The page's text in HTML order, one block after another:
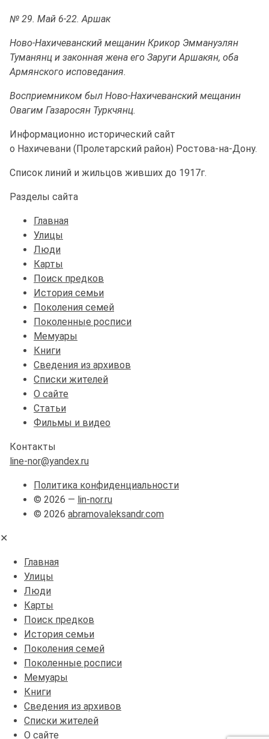
№ 29. Май 6-22. Аршак
Ново-Нахичеванский мещанин Крикор Эммануэлян
Туманянц и законная жена его Заруги Аршакян, оба
Армянского исповедания.
Восприемником был Ново-Нахичеванский мещанин
Овагим Газаросян Туркчянц.
Информационно исторический сайт
о Нахичевани (Пролетарский район) Ростова-на-Дону.
Список линий и жильцов живших до 1917г.
Разделы сайта
Главная
Улицы
Люди
Карты
Поиск предков
История семьи
Поколения семей
Поколенные росписи
Мемуары
Книги
Сведения из архивов
Списки жителей
О сайте
Статьи
Фильмы и видео
Контакты
line-nor@yandex.ru
Политика конфиденциальности
© 2026 — lin-nor.ru
© 2026 abramovaleksandr.com
✕
Главная
Улицы
Люди
Карты
Поиск предков
История семьи
Поколения семей
Поколенные росписи
Мемуары
Книги
Сведения из архивов
Списки жителей
О сайте